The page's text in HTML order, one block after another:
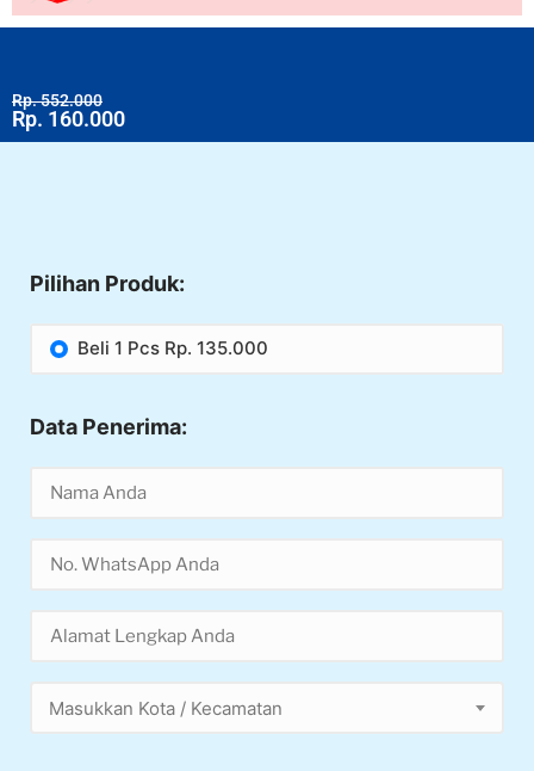
Rp. 552.000
Rp. 160.000
Pilihan Produk:
Beli 1 Pcs Rp. 135.000
Data Penerima:
Masukkan Kota / Kecamatan